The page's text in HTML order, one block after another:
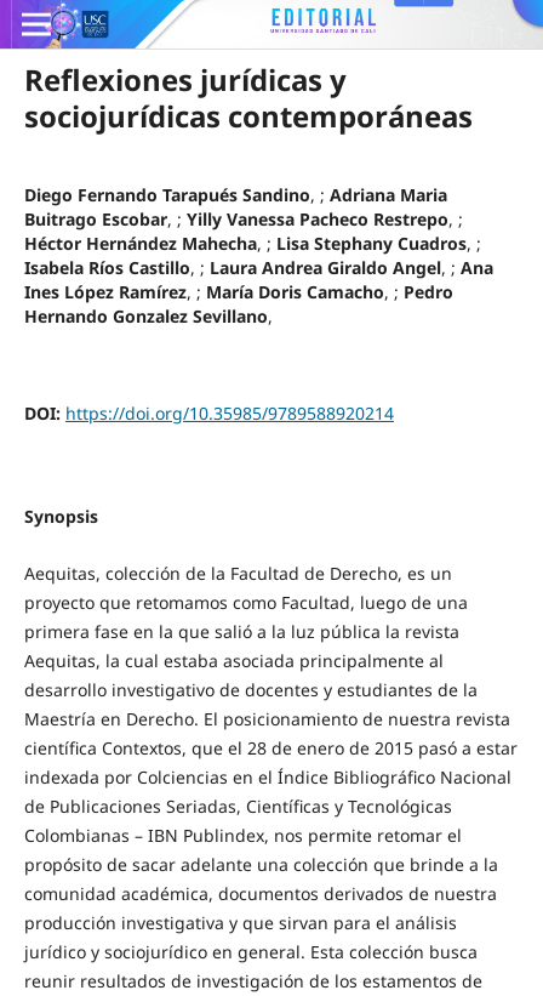
Reflexiones jurídicas y
sociojurídicas contemporáneas
Diego Fernando Tarapués Sandino, ; Adriana Maria
Buitrago Escobar, ; Yilly Vanessa Pacheco Restrepo, ;
Héctor Hernández Mahecha, ; Lisa Stephany Cuadros, ;
Isabela Ríos Castillo, ; Laura Andrea Giraldo Angel, ; Ana
Ines López Ramírez, ; María Doris Camacho, ; Pedro
Hernando Gonzalez Sevillano,
DOI: https://doi.org/10.35985/9789588920214
Synopsis
Aequitas, colección de la Facultad de Derecho, es un
proyecto que retomamos como Facultad, luego de una
primera fase en la que salió a la luz pública la revista
Aequitas, la cual estaba asociada principalmente al
desarrollo investigativo de docentes y estudiantes de la
Maestría en Derecho. El posicionamiento de nuestra revista
científica Contextos, que el 28 de enero de 2015 pasó a estar
indexada por Colciencias en el Índice Bibliográfico Nacional
de Publicaciones Seriadas, Científicas y Tecnológicas
Colombianas – IBN Publindex, nos permite retomar el
propósito de sacar adelante una colección que brinde a la
comunidad académica, documentos derivados de nuestra
producción investigativa y que sirvan para el análisis
jurídico y sociojurídico en general. Esta colección busca
reunir resultados de investigación de los estamentos de